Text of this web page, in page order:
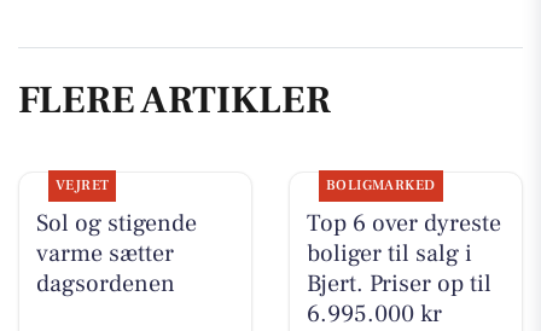
FLERE ARTIKLER
VEJRET
Sol og stigende
varme sætter
dagsordenen
BOLIGMARKED
Top 6 over dyreste
boliger til salg i
Bjert. Priser op til
6.995.000 kr